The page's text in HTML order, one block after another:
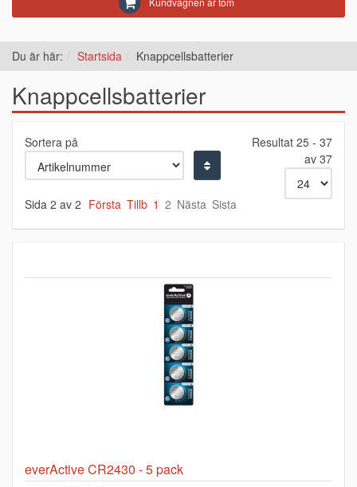
Du är här: Startsida Knappcellsbatterier
Knappcellsbatterier
Sortera på
Resultat 25 - 37
av 37
Första Tillb 1 2 Nästa Sista
Sida 2 av 2
everActive CR2430 - 5 pack